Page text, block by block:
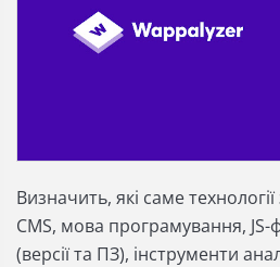
Визначить, які саме
CMS, мова програмування,
(версії та ПЗ), інструменти